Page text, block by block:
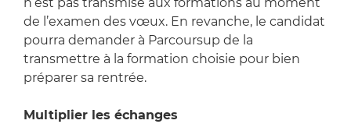
de l’examen des vœux. En revanche, le candidat
pourra demander à Parcoursup de la
transmettre à la formation choisie pour bien
préparer sa rentrée.
Multiplier les échanges